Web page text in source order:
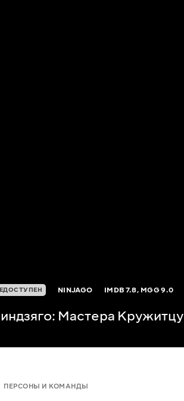
NINJAGO IMDB7.8, MGG9.0
Мастера Кружитцу
ПЕРСОНЫ И КОМАНДЫ